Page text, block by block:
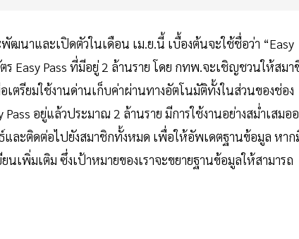
นาและเปิดตัวในเดือน เม.ย.นี้ เบื้องต้นจะใช้ชื่อว่า “Easy
Easy Pass ที่มีอยู่ 2 ล้านราย โดย กทพ.จะเชิญชวนให้สมา
ตรียมใช้งานด่านเก็บค่าผ่านทางอัตโนมัติทั้งในส่วนของช่อง
อยู่แล้วประมาณ 2 ล้านราย มีการใช้งานอย่างสม่ำเสมอ
ละติดต่อไปยังสมาชิกทั้งหมด เพื่อให้อัพเดตฐานข้อมูล หาก
เพิ่มเติม ซึ่งเป้าหมายของเราจะขยายฐานข้อมูลให้สามารถ